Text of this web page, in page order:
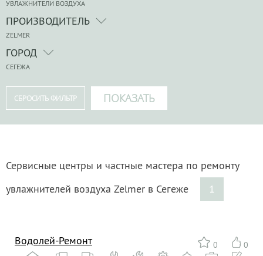
УВЛАЖНИТЕЛИ ВОЗДУХА
ПРОИЗВОДИТЕЛЬ
ZELMER
ГОРОД
СЕГЕЖА
Сервисные центры и частные мастера по ремонту
увлажнителей воздуха Zelmer в Сегеже
1
0 0
Водолей-Ремонт